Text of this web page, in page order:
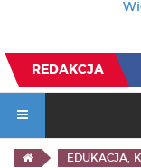
REDAKCJA
EDUKACJA,